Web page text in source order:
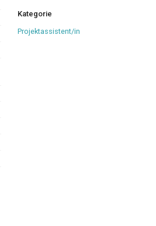
Kategorie
Projektassistent/in